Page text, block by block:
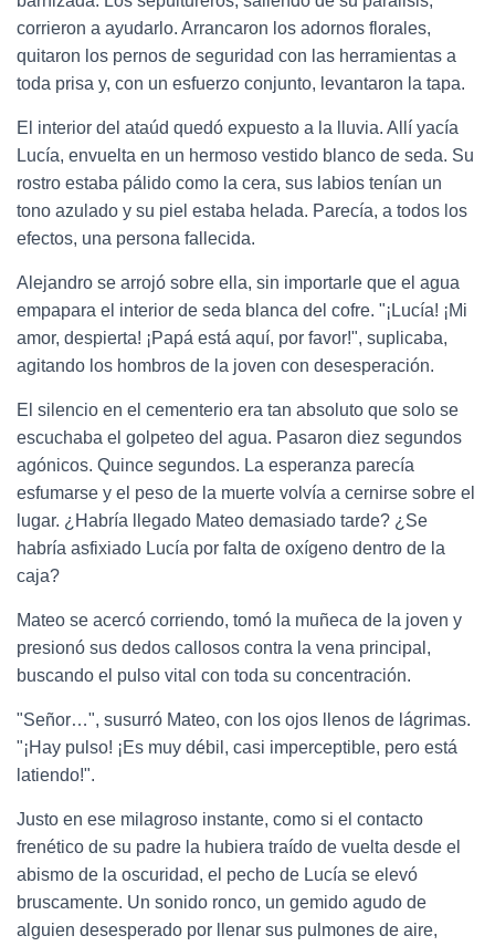
corrieron a ayudarlo. Arrancaron los adornos florales,
quitaron los pernos de seguridad con las herramientas a
toda prisa y, con un esfuerzo conjunto, levantaron la tapa.
El interior del ataúd quedó expuesto a la lluvia. Allí yacía
Lucía, envuelta en un hermoso vestido blanco de seda. Su
rostro estaba pálido como la cera, sus labios tenían un
tono azulado y su piel estaba helada. Parecía, a todos los
efectos, una persona fallecida.
Alejandro se arrojó sobre ella, sin importarle que el agua
empapara el interior de seda blanca del cofre. "¡Lucía! ¡Mi
amor, despierta! ¡Papá está aquí, por favor!", suplicaba,
agitando los hombros de la joven con desesperación.
El silencio en el cementerio era tan absoluto que solo se
escuchaba el golpeteo del agua. Pasaron diez segundos
agónicos. Quince segundos. La esperanza parecía
esfumarse y el peso de la muerte volvía a cernirse sobre el
lugar. ¿Habría llegado Mateo demasiado tarde? ¿Se
habría asfixiado Lucía por falta de oxígeno dentro de la
caja?
Mateo se acercó corriendo, tomó la muñeca de la joven y
presionó sus dedos callosos contra la vena principal,
buscando el pulso vital con toda su concentración.
"Señor…", susurró Mateo, con los ojos llenos de lágrimas.
"¡Hay pulso! ¡Es muy débil, casi imperceptible, pero está
latiendo!".
Justo en ese milagroso instante, como si el contacto
frenético de su padre la hubiera traído de vuelta desde el
abismo de la oscuridad, el pecho de Lucía se elevó
bruscamente. Un sonido ronco, un gemido agudo de
alguien desesperado por llenar sus pulmones de aire,